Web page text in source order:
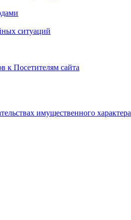
ситуаций
к Посетителям сайта
имущественного характера